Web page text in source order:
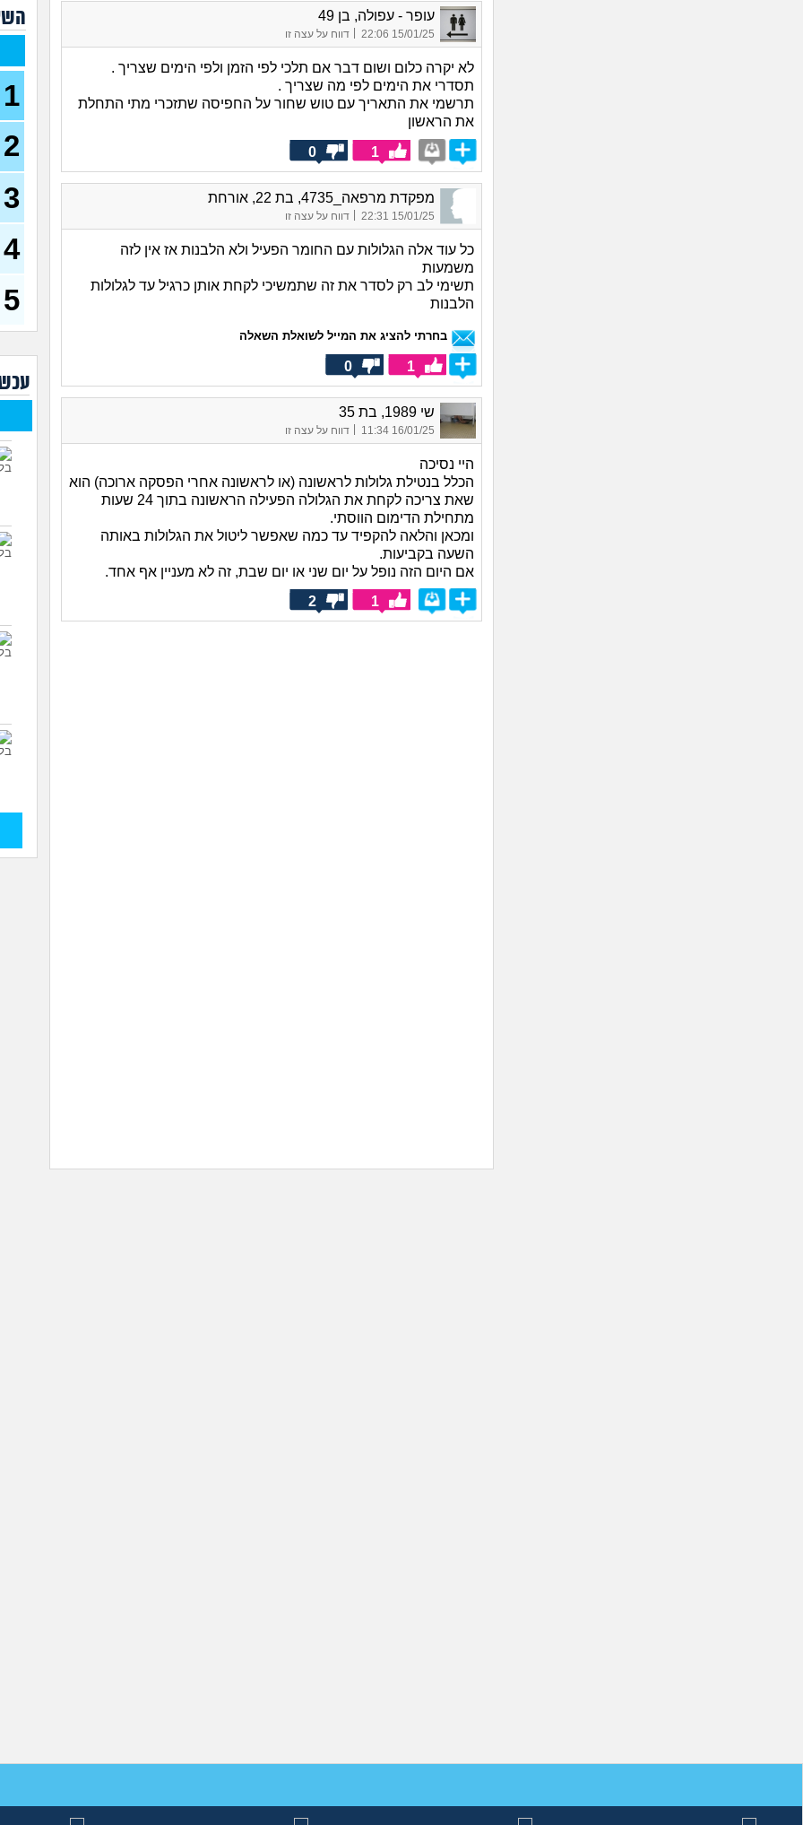
עופר - עפולה, בן 49
15/01/25 22:06 דווח על עצה זו
לא יקרה כלום ושום דבר אם תלכי לפי הזמן ולפי הימים שצריך .
תסדרי את הימים לפי מה שצריך .
תרשמי את התאריך עם טוש שחור על החפיסה שתזכרי מתי התחלת
את הראשון
1
0
מפקדת מרפאה_4735, בת 22, אורחת
15/01/25 22:31
| דווח על עצה זו
כל עוד אלה הגלולות עם החומר הפעיל ולא הלבנות אז אין לזה
משמעות
תשימי לב רק לסדר את זה שתמשיכי לקחת אותן כרגיל עד לגלולות
הלבנות
בחרתי להציג את המייל לשואלת השאלה
1
0
שי 1989, בת 35
16/01/25 11:34
| דווח על עצה זו
היי נסיכה
הכלל בנטילת גלולות לראשונה (או לראשונה אחרי הפסקה ארוכה) הוא
שאת צריכה לקחת את הגלולה הפעילה הראשונה בתוך 24 שעות
מתחילת הדימום הווסתי.
ומכאן והלאה להקפיד עד כמה שאפשר ליטול את הגלולות באותה
השעה בקביעות.
אם היום הזה נופל על יום שני או יום שבת, זה לא מעניין אף אחד.
1
2
על
בת 32)
(THEBESTAMANCANGET, בן 22)
עד
1
2
3
4
5